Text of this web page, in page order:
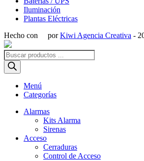
Iluminación
Plantas Eléctricas
Hecho con
porKiwi Agencia Creativa -
Búsqueda
de
productos
Menú
Categorías
Alarmas
Kits Alarma
Sirenas
Acceso
Cerraduras
Control de Acceso